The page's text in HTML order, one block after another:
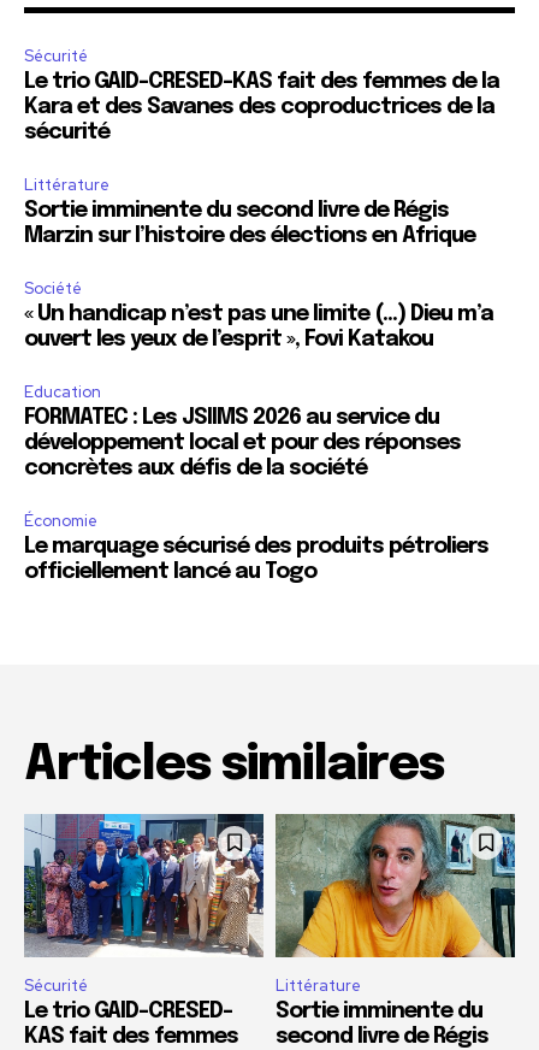
Sécurité
Le trio GAID-CRESED-KAS fait des femmes de la
Kara et des Savanes des coproductrices de la
sécurité
Littérature
Sortie imminente du second livre de Régis
Marzin sur l’histoire des élections en Afrique
Société
« Un handicap n’est pas une limite (…) Dieu m’a
ouvert les yeux de l’esprit », Fovi Katakou
Education
FORMATEC : Les JSIIMS 2026 au service du
développement local et pour des réponses
concrètes aux défis de la société
Économie
Le marquage sécurisé des produits pétroliers
officiellement lancé au Togo
Articles similaires
Sécurité
Le trio GAID-CRESED-
KAS fait des femmes
Littérature
Sortie imminente du
second livre de Régis